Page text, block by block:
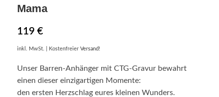
Mama
119 €
inkl. MwSt. | Kostenfreier Versand!
Unser Barren-Anhänger mit CTG-Gravur bewahrt
einen dieser einzigartigen Momente:
den ersten Herzschlag eures kleinen Wunders.